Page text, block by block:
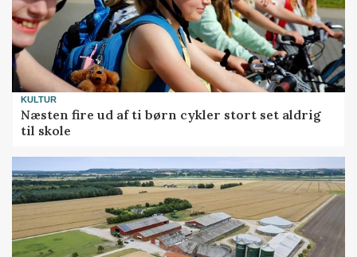
KULTUR
Næsten fire ud af ti børn cykler stort set aldrig
til skole